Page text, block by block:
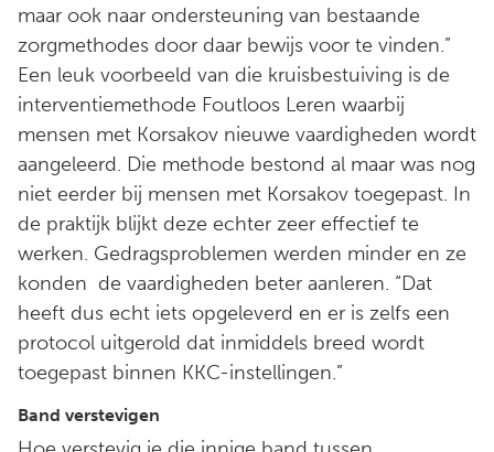
maar ook naar ondersteuning van bestaande
zorgmethodes door daar bewijs voor te vinden.”
Een leuk voorbeeld van die kruisbestuiving is de
interventiemethode Foutloos Leren waarbij
mensen met Korsakov nieuwe vaardigheden wordt
aangeleerd. Die methode bestond al maar was nog
niet eerder bij mensen met Korsakov toegepast. In
de praktijk blijkt deze echter zeer effectief te
werken. Gedragsproblemen werden minder en ze
konden de vaardigheden beter aanleren. “Dat
heeft dus echt iets opgeleverd en er is zelfs een
protocol uitgerold dat inmiddels breed wordt
toegepast binnen KKC-instellingen.”
Band verstevigen